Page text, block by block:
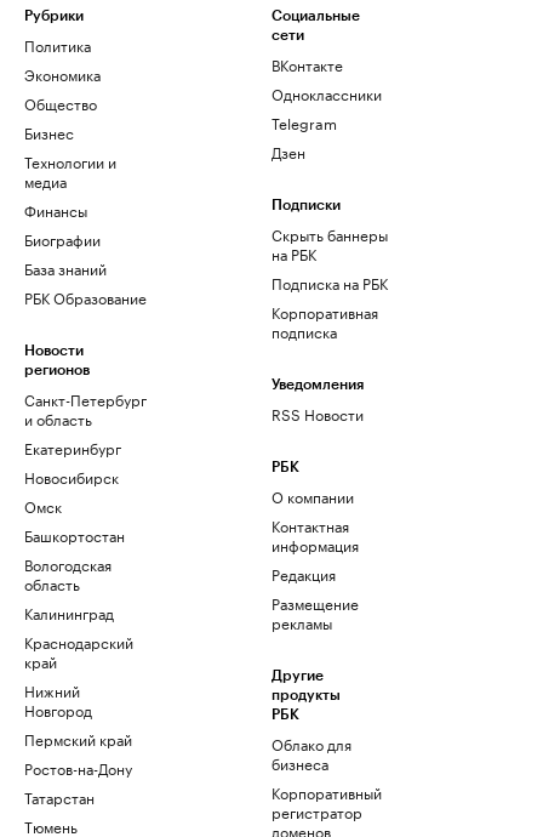
Рубрики
Политика
Экономика
Общество
Бизнес
Технологии и
медиа
Финансы
Биографии
База знаний
РБК Образование
Новости
регионов
Санкт-Петербург
и область
Екатеринбург
Новосибирск
Омск
Башкортостан
Вологодская
область
Калининград
Краснодарский
край
Нижний
Новгород
Пермский край
Ростов-на-Дону
Татарстан
Тюмень
Социальные
сети
ВКонтакте
Одноклассники
Telegram
Дзен
Подписки
Скрыть баннеры
на РБК
Подписка на РБК
Корпоративная
подписка
Уведомления
RSS Новости
РБК
О компании
Контактная
информация
Редакция
Размещение
рекламы
Другие
продукты
РБК
Облако для
бизнеса
Корпоративный
регистратор
доменов